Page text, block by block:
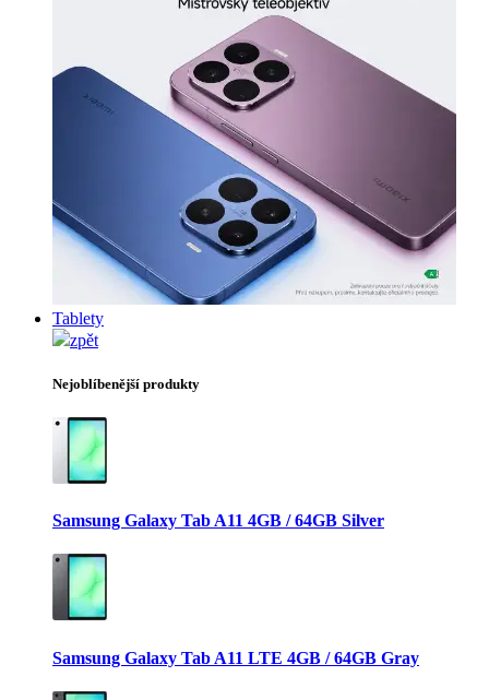
Tablety
zpět
Nejoblíbenější produkty
Samsung Galaxy Tab A11 4GB / 64GB Silver
Samsung Galaxy Tab A11 LTE 4GB / 64GB Gray